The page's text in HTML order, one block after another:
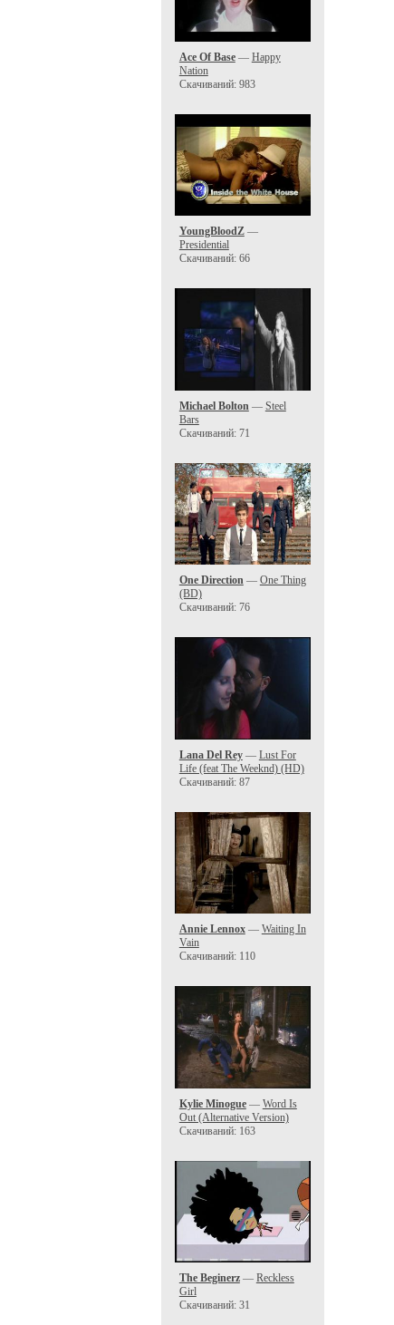
Ace Of Base— Happy
Nation
Скачиваний: 983
YoungBloodZ—
Presidential
Скачиваний: 66
Michael Bolton — Steel
Bars
Скачиваний: 71
One Direction— One Thing
(BD)
Скачиваний: 76
Lana Del Rey— Lust For
Life (feat The Weeknd) (HD)
Скачиваний: 87
Annie Lennox— Waiting In
Vain
Скачиваний: 110
Kylie Minogue— Word Is
Out (Alternative Version)
Скачиваний: 163
The Beginerz— Reckless
Girl
Скачиваний: 31